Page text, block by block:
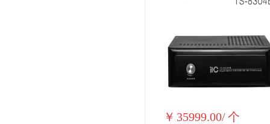
￥ 35999.00/个